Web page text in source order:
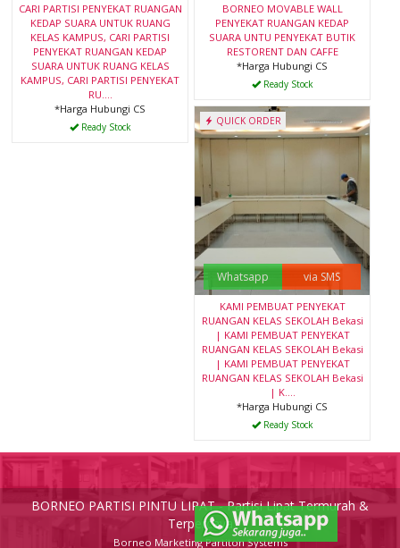
CARI PARTISI PENYEKAT RUANGAN
KEDAP SUARA UNTUK RUANG
KELAS KAMPUS, CARI PARTISI
PENYEKAT RUANGAN KEDAP
SUARA UNTUK RUANG KELAS
KAMPUS, CARI PARTISI PENYEKAT
RU....
*Harga Hubungi CS
Ready Stock
BORNEO MOVABLE WALL
PENYEKAT RUANGAN KEDAP
SUARA UNTU PENYEKAT BUTIK
RESTORENT DAN CAFFE
*Harga Hubungi CS
Ready Stock
QUICK ORDER
Whatsapp via SMS
KAMI PEMBUAT PENYEKAT
RUANGAN KELAS SEKOLAH Bekasi
| KAMI PEMBUAT PENYEKAT
RUANGAN KELAS SEKOLAH Bekasi
| KAMI PEMBUAT PENYEKAT
RUANGAN KELAS SEKOLAH Bekasi
| K....
*Harga Hubungi CS
Ready Stock
BORNEO PARTISI PINTU LIPAT - Partisi Lipat Termurah &
Terpercaya
Borneo Marketing Partiton Systems